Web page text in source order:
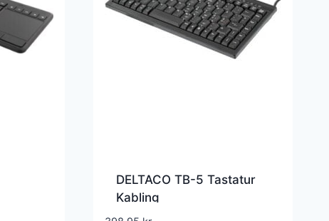
DELTACO TB-5 Tastatur
Kabling